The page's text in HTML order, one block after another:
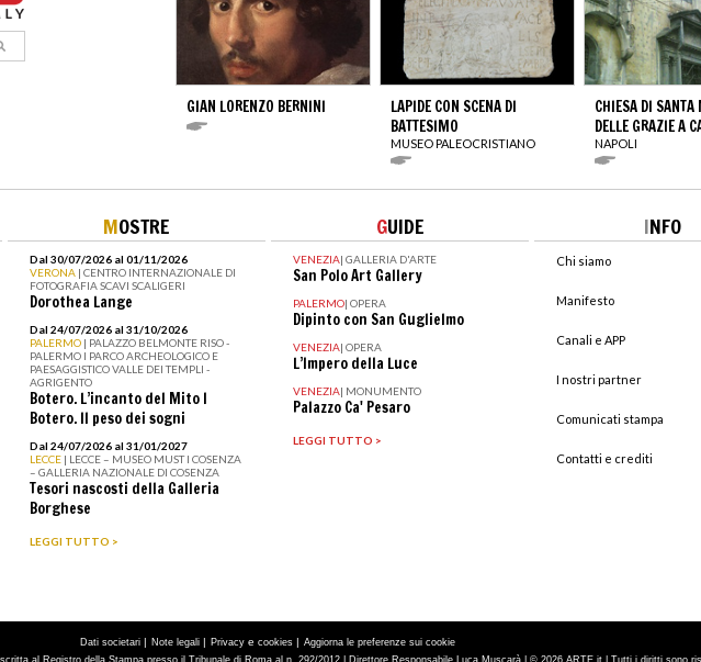
GIAN LORENZO BERNINI
LAPIDE CON SCENA DI
BATTESIMO
MUSEO PALEOCRISTIANO
CHIESA DI SANTA
DELLE GRAZIE A
NAPOLI
MOSTRE
Dal 30/07/2026 al 01/11/2026
VERONA | CENTRO INTERNAZIONALE DI
FOTOGRAFIA SCAVI SCALIGERI
Dorothea Lange
Dal 24/07/2026 al 31/10/2026
PALERMO | PALAZZO BELMONTE RISO -
PALERMO I PARCO ARCHEOLOGICO E
PAESAGGISTICO VALLE DEI TEMPLI -
AGRIGENTO
Botero. L’incanto del Mito I
Botero. Il peso dei sogni
Dal 24/07/2026 al 31/01/2027
LECCE | LECCE – MUSEO MUST I COSENZA
– GALLERIA NAZIONALE DI COSENZA
Tesori nascosti della Galleria
Borghese
LEGGI TUTTO >
GUIDE
VENEZIA| GALLERIA D'ARTE
San Polo Art Gallery
PALERMO| OPERA
Dipinto con San Guglielmo
VENEZIA| OPERA
L’Impero della Luce
VENEZIA| MONUMENTO
Palazzo Ca' Pesaro
LEGGI TUTTO >
INFO
Chi siamo
Manifesto
Canali e APP
I nostri partner
Comunicati stampa
Contatti e crediti
Dati societari | Note legali | Privacy e cookies | Aggiorna le preferenze sui cookie